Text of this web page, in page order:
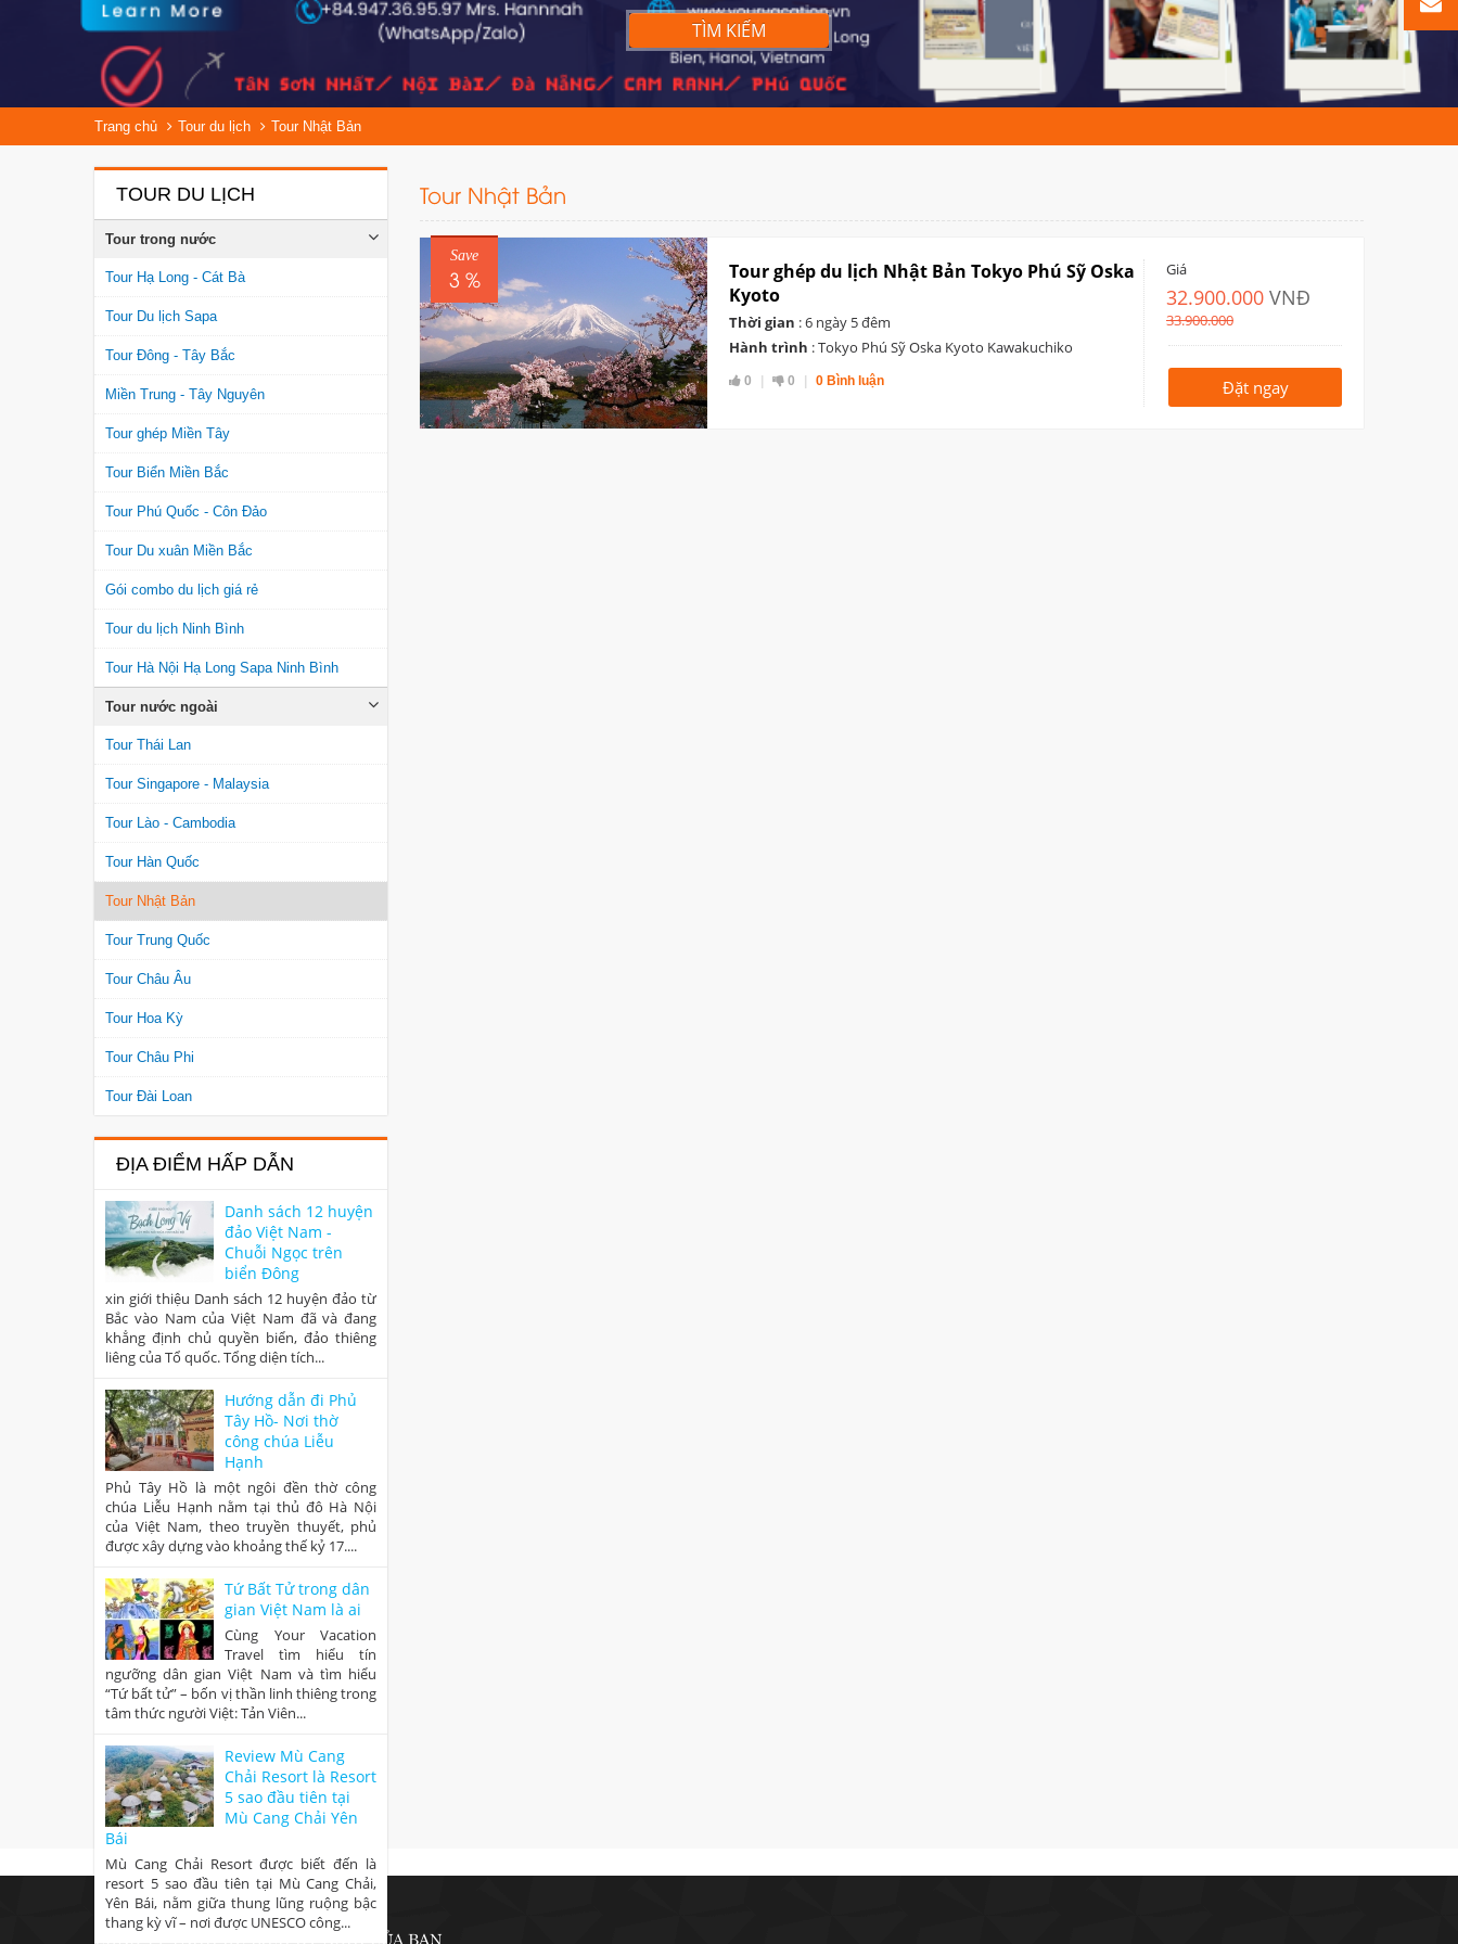
TÌM KIẾM
Trang chủ Tour du lịch Tour Nhật Bản
TOUR DU LỊCH
Tour trong nước
Tour Hạ Long - Cát Bà
Tour Du lịch Sapa
Tour Đông - Tây Bắc
Miền Trung - Tây Nguyên
Tour ghép Miền Tây
Tour Biển Miền Bắc
Tour Phú Quốc - Côn Đảo
Tour Du xuân Miền Bắc
Gói combo du lịch giá rẻ
Tour du lịch Ninh Bình
Tour Hà Nội Hạ Long Sapa Ninh Bình
Tour nước ngoài
Tour Thái Lan
Tour Singapore - Malaysia
Tour Lào - Cambodia
Tour Hàn Quốc
Tour Nhật Bản
Tour Trung Quốc
Tour Châu Âu
Tour Hoa Kỳ
Tour Châu Phi
Tour Đài Loan
ĐỊA ĐIỂM HẤP DẪN
Danh sách 12 huyện
đảo Việt Nam -
Chuỗi Ngọc trên
biển Đông
xin giới thiệu Danh sách 12 huyện đảo từ
Bắc vào Nam của Việt Nam đã và đang
khẳng định chủ quyền biển, đảo thiêng
liêng của Tổ quốc. Tổng diện tích...
Hướng dẫn đi Phủ
Tây Hồ- Nơi thờ
công chúa Liễu
Hạnh
Phủ Tây Hồ là một ngôi đền thờ công
chúa Liễu Hạnh nằm tại thủ đô Hà Nội
của Việt Nam, theo truyền thuyết, phủ
được xây dựng vào khoảng thế kỷ 17....
Tứ Bất Tử trong dân
gian Việt Nam là ai
Cùng Your Vacation
Travel tìm hiểu tín
ngưỡng dân gian Việt Nam và tìm hiểu
“Tứ bất tử” – bốn vị thần linh thiêng trong
tâm thức người Việt: Tản Viên...
Review Mù Cang
Chải Resort là Resort
5 sao đầu tiên tại
Mù Cang Chải Yên
Bái
Mù Cang Chải Resort được biết đến là
resort 5 sao đầu tiên tại Mù Cang Chải,
Yên Bái, nằm giữa thung lũng ruộng bậc
thang kỳ vĩ – nơi được UNESCO công...
Tour Nhật Bản
Save
3 %
Tour ghép du lịch Nhật Bản Tokyo Phú Sỹ Oska
Kyoto
Thời gian : 6 ngày 5 đêm
Hành trình : Tokyo Phú Sỹ Oska Kyoto Kawakuchiko
0 0 0 Bình luận
Giá
32.900.000 VNĐ
33.900.000
Đặt ngay
CÔNG TY TNHH DU LỊCH KỲ NGHỈ CỦA BẠN